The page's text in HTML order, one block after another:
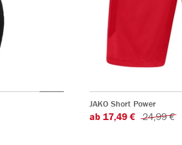
JAKO Short Power
ab 17,49 € 24,99 €